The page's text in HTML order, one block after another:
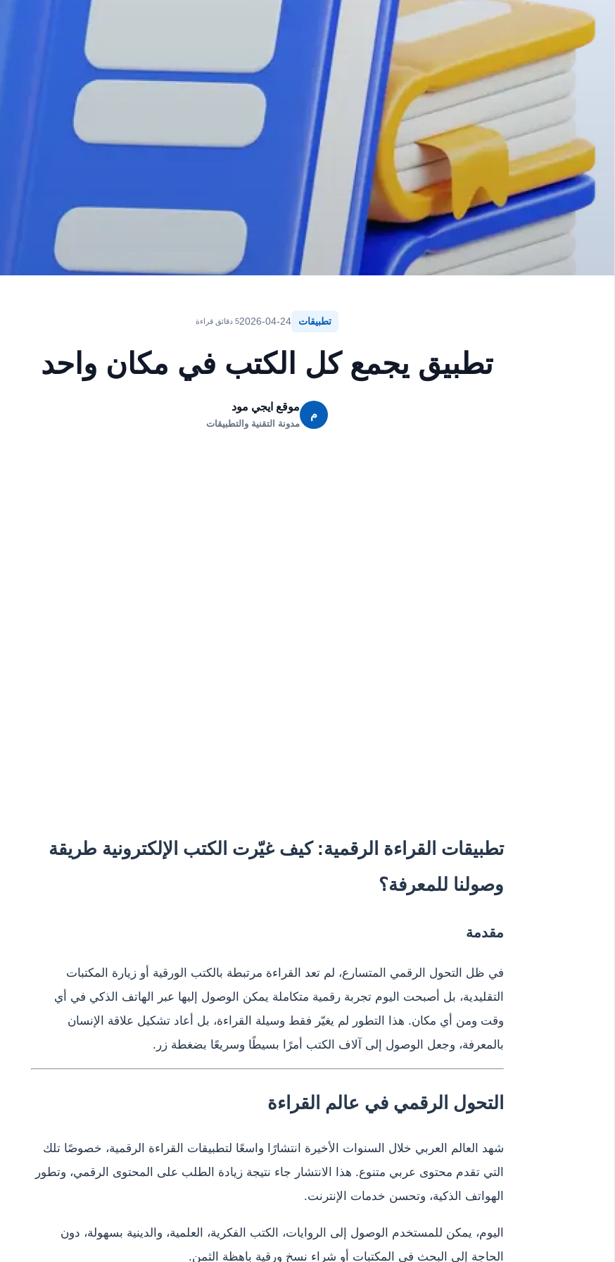
تطبيقات 2026-04-245 دقائق قراءة
تطبيق يجمع كل الكتب في مكان واحد
م
موقع ايجي مود
مدونة التقنية والتطبيقات
تطبيقات القراءة الرقمية: كيف غيّرت الكتب الإلكترونية طريقة
وصولنا للمعرفة؟
مقدمة
في ظل التحول الرقمي المتسارع، لم تعد القراءة مرتبطة بالكتب الورقية أو زيارة المكتبات
التقليدية، بل أصبحت اليوم تجربة رقمية متكاملة يمكن الوصول إليها عبر الهاتف الذكي في أي
وقت ومن أي مكان. هذا التطور لم يغيّر فقط وسيلة القراءة، بل أعاد تشكيل علاقة الإنسان
بالمعرفة، وجعل الوصول إلى آلاف الكتب أمرًا بسيطًا وسريعًا بضغطة زر.
التحول الرقمي في عالم القراءة
شهد العالم العربي خلال السنوات الأخيرة انتشارًا واسعًا لتطبيقات القراءة الرقمية، خصوصًا تلك
التي تقدم محتوى عربي متنوع. هذا الانتشار جاء نتيجة زيادة الطلب على المحتوى الرقمي، وتطور
الهواتف الذكية، وتحسن خدمات الإنترنت.
اليوم، يمكن للمستخدم الوصول إلى الروايات، الكتب الفكرية، العلمية، والدينية بسهولة، دون
الحاجة إلى البحث في المكتبات أو شراء نسخ ورقية باهظة الثمن.